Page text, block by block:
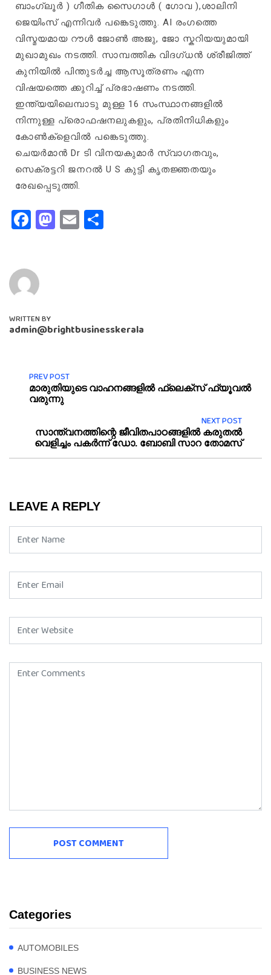
ബാംഗ്ലൂർ ) ഗീതിക സൈഗാൾ ( ഗോവ ),ശാലിനി
ജെയിംസ് എന്നിവർ പങ്കെടുത്തു. AI രംഗത്തെ
വിസ്മയമായ റൗൾ ജോൺ അജു, ജോ സ്കറിയയുമായി
മുഖാമുഖം നടത്തി. സാമ്പത്തിക വിദഗ്ധൻ ശ്രീജിത്ത്‌
കുനിയിൽ പിന്തുടർച്ച ആസൂത്രണം എന്ന
വിഷയത്തെ ക്കുറിച്ച് പ്രഭാഷണം നടത്തി.
ഇന്ത്യയിലെമ്പാടു മുള്ള 16 സംസ്ഥാനങ്ങളിൽ
നിന്നുള്ള പ്രൊഫഷനലുകളും, പ്രതിനിധികളും
കോൺക്ളെവിൽ പങ്കെടുത്തു.
ചെയർമാൻ Dr ടി വിനയകുമാർ സ്വാഗതവും,
സെക്രട്ടറി ജനറൽ U S കുട്ടി കൃതജ്ഞതയും
രേഖപ്പെടുത്തി.
Facebook
Mastodon
Email
WRITTEN BY
admin@brightbusinesskerala
PREV POST
മാരുതിയുടെ വാഹനങ്ങളിൽ ഫ്ലെക്സ് ഫ്യൂവൽ
വരുന്നു
NEXT POST
സാന്ത്വനത്തിന്റെ ജീവിതപാഠങ്ങളിൽ കരുതൽ
വെളിച്ചം പകർന്ന്‌ ഡോ. ബോബി സാറ തോമസ്‌
LEAVE A REPLY
Categories
AUTOMOBILES
BUSINESS NEWS